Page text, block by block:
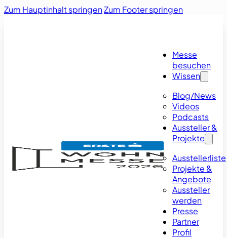
Zum Hauptinhalt springenZum Footer springen
Messe
besuchen
Wissen
Blog/News
Videos
Podcasts
Aussteller &
Projekte
Ausstellerliste
Projekte &
Angebote
Aussteller
werden
Presse
Partner
Profil